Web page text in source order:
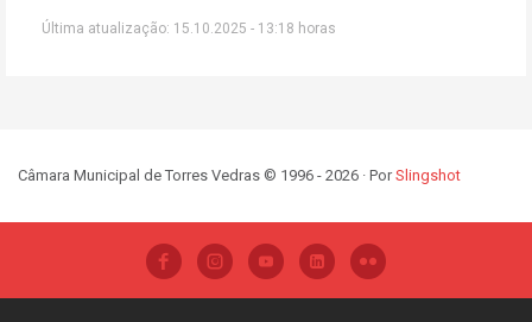
Última atualização: 15.10.2025 - 13:18 horas
Câmara Municipal de Torres Vedras © 1996 - 2026 · PorSlingshot